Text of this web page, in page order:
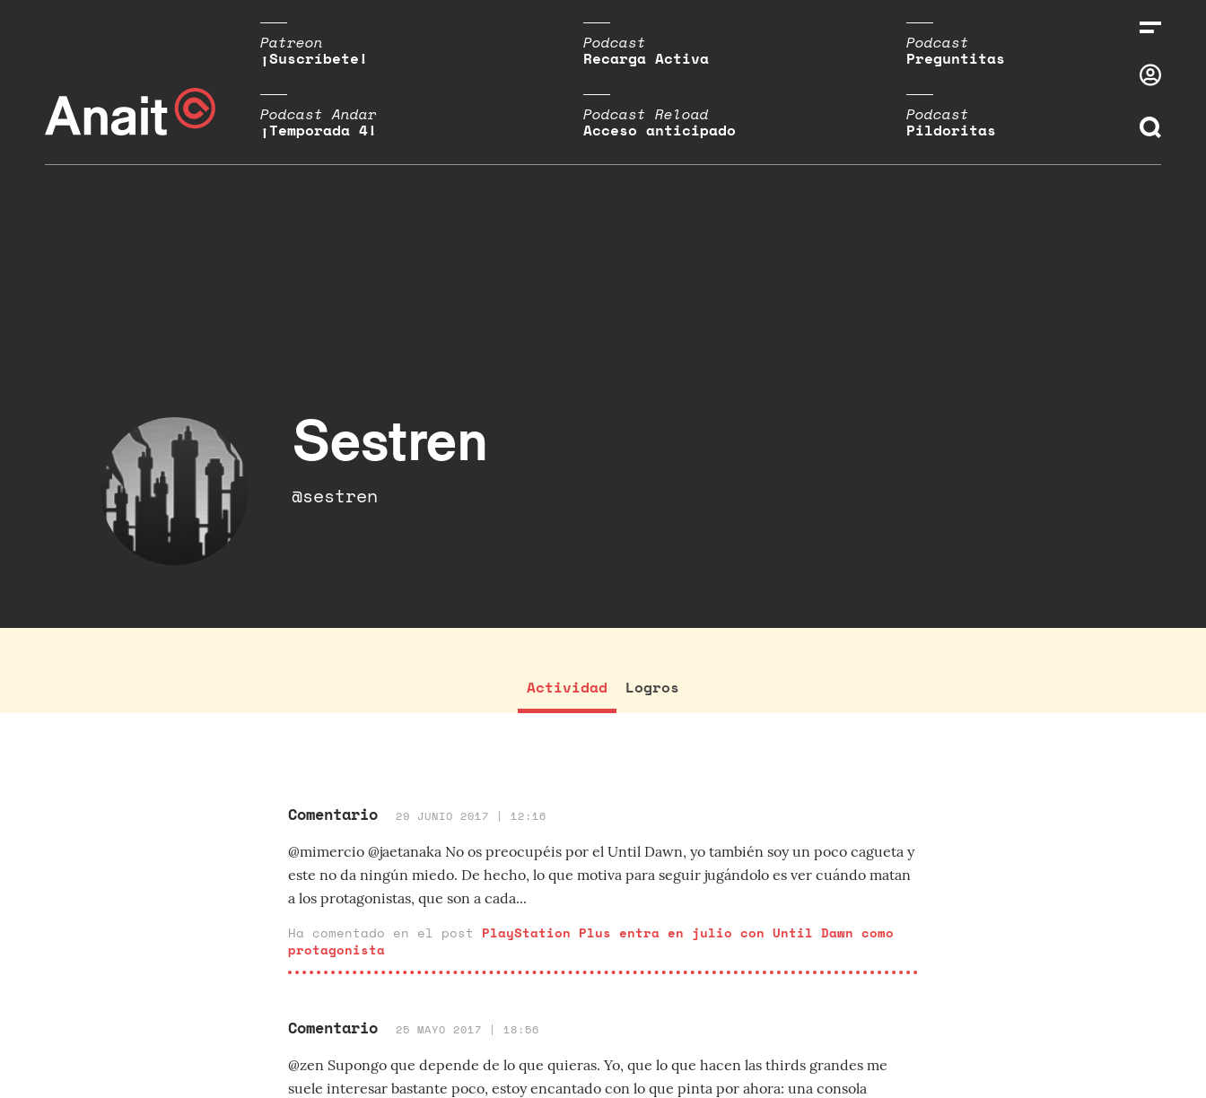
Patreon
¡Suscríbete!
Podcast
Recarga Activa
Podcast
Preguntitas
Podcast Andar
¡Temporada 4!
Podcast Reload
Acceso anticipado
Podcast
Pildoritas
Sestren
@sestren
Actividad Logros
Comentario 29 JUNIO 2017 | 12:16
@mimercio @jaetanaka No os preocupéis por el Until Dawn, yo también soy un poco cagueta y
este no da ningún miedo. De hecho, lo que motiva para seguir jugándolo es ver cuándo matan
a los protagonistas, que son a cada...
Ha comentado en el post PlayStation Plus entra en julio con Until Dawn como
protagonista
Comentario 25 MAYO 2017 | 18:56
@zen Supongo que depende de lo que quieras. Yo, que lo que hacen las thirds grandes me
suele interesar bastante poco, estoy encantado con lo que pinta por ahora: una consola